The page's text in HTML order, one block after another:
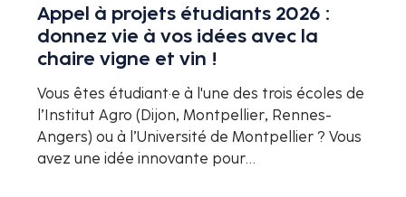
Appel à projets étudiants 2026 :
donnez vie à vos idées avec la
chaire vigne et vin !
Vous êtes étudiant·e à l'une des trois écoles de
l’Institut Agro (Dijon, Montpellier, Rennes-
Angers) ou à l’Université de Montpellier ? Vous
avez une idée innovante pour…